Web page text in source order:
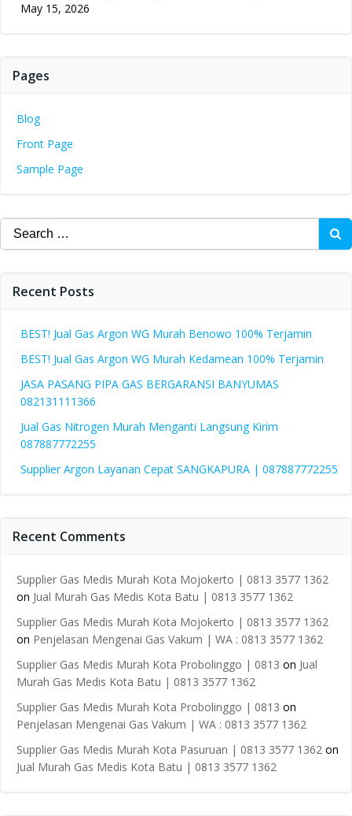
May 15, 2026
Pages
Blog
Front Page
Sample Page
Search
for:
Recent Posts
BEST! Jual Gas Argon WG Murah Benowo 100% Terjamin
BEST! Jual Gas Argon WG Murah Kedamean 100% Terjamin
JASA PASANG PIPA GAS BERGARANSI BANYUMAS
082131111366
Jual Gas Nitrogen Murah Menganti Langsung Kirim
087887772255
Supplier Argon Layanan Cepat SANGKAPURA | 087887772255
Recent Comments
Supplier Gas Medis Murah Kota Mojokerto | 0813 3577 1362
on Jual Murah Gas Medis Kota Batu | 0813 3577 1362
Supplier Gas Medis Murah Kota Mojokerto | 0813 3577 1362
on Penjelasan Mengenai Gas Vakum | WA : 0813 3577 1362
Supplier Gas Medis Murah Kota Probolinggo | 0813 on Jual
Murah Gas Medis Kota Batu | 0813 3577 1362
Supplier Gas Medis Murah Kota Probolinggo | 0813 on
Penjelasan Mengenai Gas Vakum | WA : 0813 3577 1362
Supplier Gas Medis Murah Kota Pasuruan | 0813 3577 1362 on
Jual Murah Gas Medis Kota Batu | 0813 3577 1362